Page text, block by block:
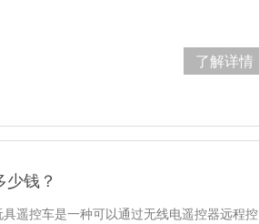
了解详情
钱？
遥控车是一种可以通过无线电遥控器远程控